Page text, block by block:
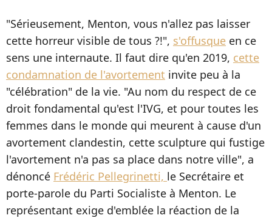
"Sérieusement, Menton, vous n'allez pas laisser
cette horreur visible de tous ?!", s'offusque en ce
sens une internaute. Il faut dire qu'en 2019, cette
condamnation de l'avortement invite peu à la
"célébration" de la vie. "Au nom du respect de ce
droit fondamental qu'est l'IVG, et pour toutes les
femmes dans le monde qui meurent à cause d'un
avortement clandestin, cette sculpture qui fustige
l'avortement n'a pas sa place dans notre ville", a
dénoncé Frédéric Pellegrinetti, le Secrétaire et
porte-parole du Parti Socialiste à Menton. Le
représentant exige d'emblée la réaction de la